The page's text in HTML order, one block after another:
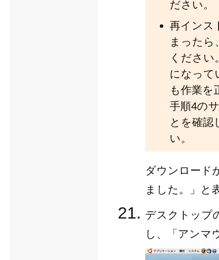
ださい。
再インス
まったら
ください
になって
も作業を
手順4の
とを確認
い。
ダウンロード
ました。」と
デスクトップ
し、「アンマ